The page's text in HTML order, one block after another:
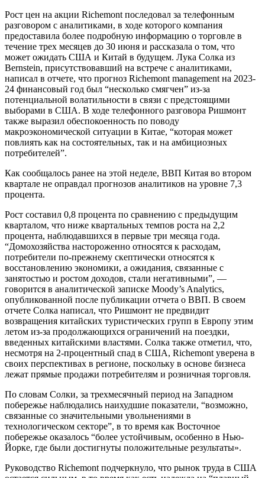
Рост цен на акции Richemont последовал за телефонным
разговором с аналитиками, в ходе которого компания
предоставила более подробную информацию о торговле в
течение трех месяцев до 30 июня и рассказала о том, что
может ожидать США и Китай в будущем. Лука Солка из
Bernstein, присутствовавший на встрече с аналитиками,
написал в отчете, что прогноз Richemont management на 2023-
24 финансовый год был “несколько смягчен” из-за
потенциальной волатильности в связи с предстоящими
выборами в США. В ходе телефонного разговора Ришмонт
также выразил обеспокоенность по поводу
макроэкономической ситуации в Китае, “которая может
повлиять как на состоятельных, так и на амбициозных
потребителей”.
Как сообщалось ранее на этой неделе, ВВП Китая во втором
квартале не оправдал прогнозов аналитиков на уровне 7,3
процента.
Рост составил 0,8 процента по сравнению с предыдущим
кварталом, что ниже квартальных темпов роста на 2,2
процента, наблюдавшихся в первые три месяца года.
“Домохозяйства настороженно относятся к расходам,
потребители по-прежнему скептически относятся к
восстановлению экономики, а ожидания, связанные с
занятостью и ростом доходов, стали негативными”, —
говорится в аналитической записке Moody’s Analytics,
опубликованной после публикации отчета о ВВП. В своем
отчете Солка написал, что Ришмонт не предвидит
возвращения китайских туристических групп в Европу этим
летом из-за продолжающихся ограничений на поездки,
введенных китайскими властями. Солка также отметил, что,
несмотря на 2-процентный спад в США, Richemont уверена в
своих перспективах в регионе, поскольку в основе бизнеса
лежат прямые продажи потребителям и розничная торговля.
По словам Солки, за трехмесячный период на Западном
побережье наблюдались наихудшие показатели, “возможно,
связанные со значительными увольнениями в
технологическом секторе”, в то время как Восточное
побережье оказалось “более устойчивым, особенно в Нью-
Йорке, где были достигнуты положительные результаты».
Руководство Richemont подчеркнуло, что рынок труда в США